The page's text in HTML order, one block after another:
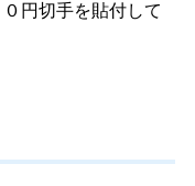
円切手を貼付して